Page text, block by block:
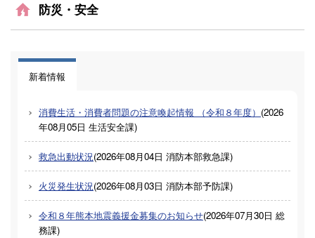
防災・安全
新着情報
消費生活・消費者問題の注意喚起情報 （令和８年度） (2026
年08月05日 生活安全課)
救急出動状況(2026年08月04日 消防本部救急課)
火災発生状況(2026年08月03日 消防本部予防課)
令和８年熊本地震義援金募集のお知らせ(2026年07月30日 総
務課)